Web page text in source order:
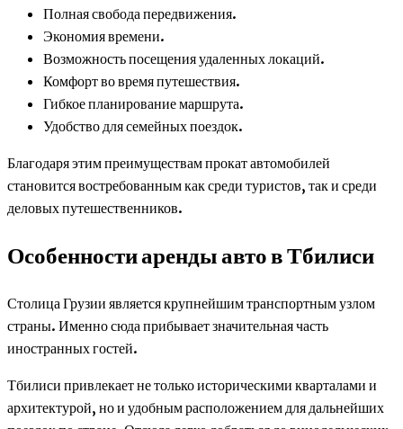
Полная свобода передвижения.
Экономия времени.
Возможность посещения удаленных локаций.
Комфорт во время путешествия.
Гибкое планирование маршрута.
Удобство для семейных поездок.
Благодаря этим преимуществам прокат автомобилей
становится востребованным как среди туристов, так и среди
деловых путешественников.
Особенности аренды авто в Тбилиси
Столица Грузии является крупнейшим транспортным узлом
страны. Именно сюда прибывает значительная часть
иностранных гостей.
Тбилиси привлекает не только историческими кварталами и
архитектурой, но и удобным расположением для дальнейших